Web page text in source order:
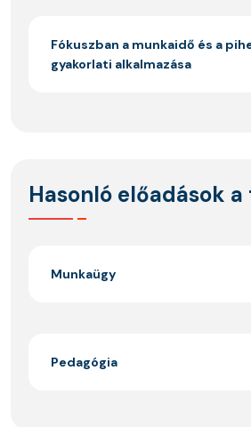
Fókuszban a munkaidő és a
gyakorlati alkalmazása
Hasonló előadások
Munkaügy
Pedagógia